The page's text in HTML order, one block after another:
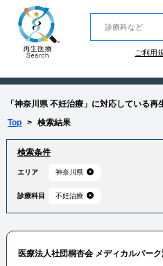
ご利用
「神奈川県 不妊治療」に対応している再
Top > 検索結果
検索条件
エリア 神奈川県
診療科目 不妊治療
医療法人社団桐杏会 メディカルパー